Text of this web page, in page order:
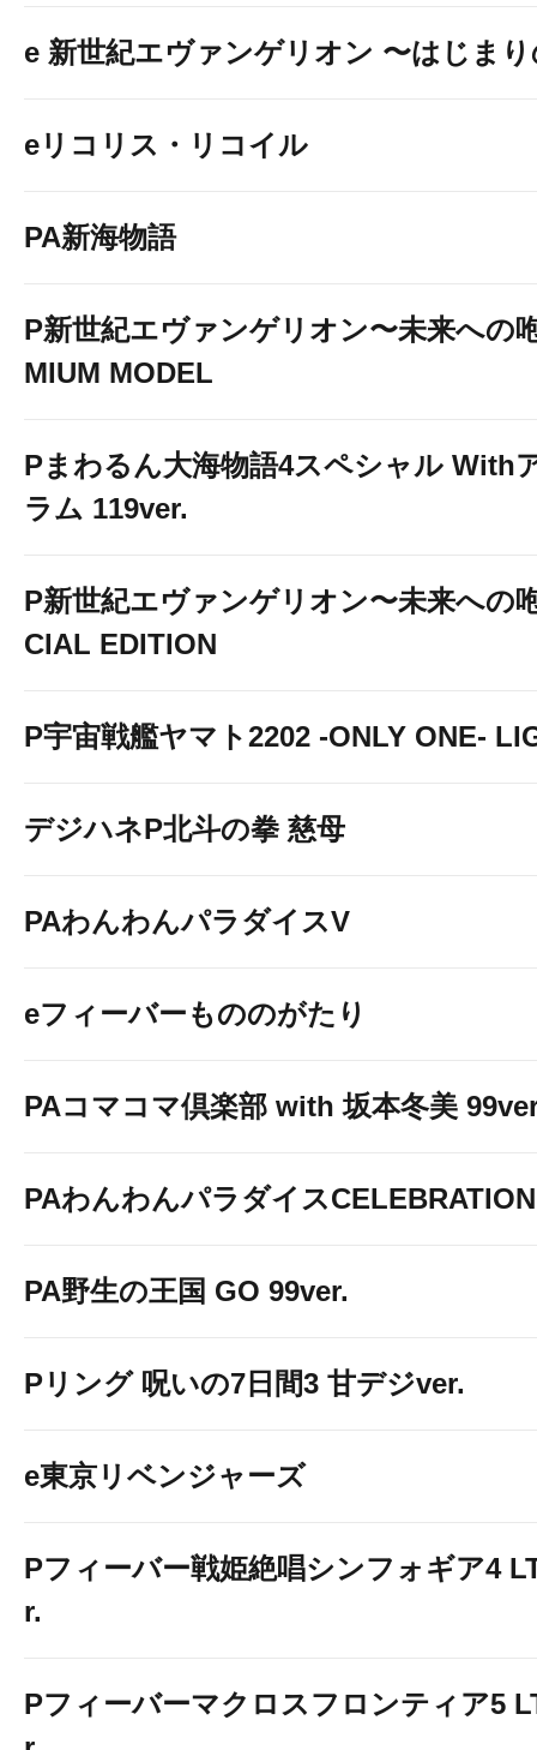
e 新世紀エヴァンゲリオン 〜はじま
eリコリス・リコイル
PA新海物語
P新世紀エヴァンゲリオン〜未来への
MIUM MODEL
Pまわるん大海物語4スペシャル With
ラム 119ver.
P新世紀エヴァンゲリオン〜未来への
CIAL EDITION
P宇宙戦艦ヤマト2202 -ONLY ONE-
デジハネP北斗の拳 慈母
PAわんわんパラダイスV
eフィーバーもののがたり
PAコマコマ倶楽部 with 坂本冬美
PAわんわんパラダイスCELEBRATION
PA野生の王国 GO 99ver.
Pリング 呪いの7日間3 甘デジver.
e東京リベンジャーズ
Pフィーバー戦姫絶唱シンフォギア4
r.
Pフィーバーマクロスフロンティア5